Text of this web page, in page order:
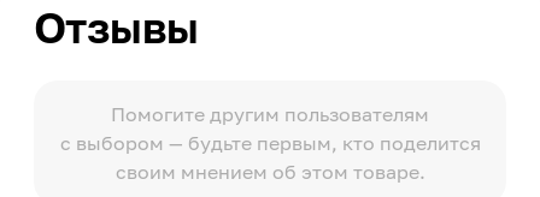
Отзывы
Помогите другим пользователям
с выбором — будьте первым, кто поделится
своим мнением об этом товаре.